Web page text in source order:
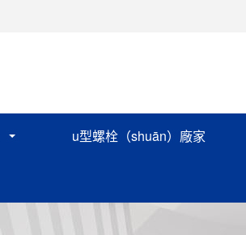
u型螺栓（shuān）廠家